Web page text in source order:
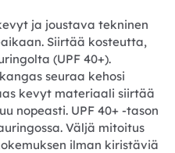
ja joustava tekninen
Siirtää kosteutta,
(UPF 40+).
seuraa kehosi
kevyt materiaali siirtää
nopeasti. UPF 40+ -tason
Väljä mitoitus
ilman kiristäviä